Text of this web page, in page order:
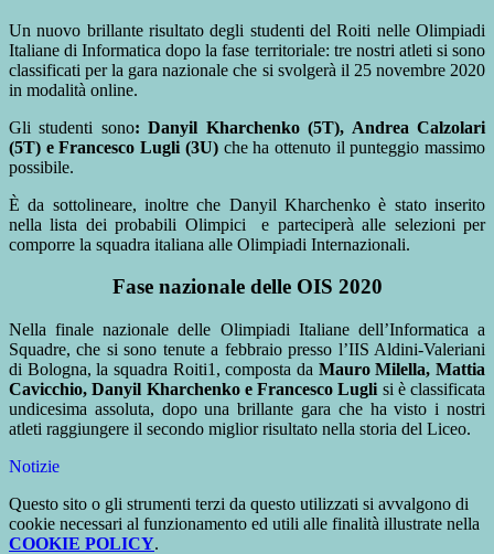
Un nuovo brillante risultato degli studenti del Roiti nelle Olimpiadi
Italiane di Informatica dopo la fase territoriale: tre nostri atleti si sono
classificati per la gara nazionale che si svolgerà il 25 novembre 2020
in modalità online.
Gli studenti sono: Danyil Kharchenko (5T), Andrea Calzolari
(5T) e Francesco Lugli (3U)che ha ottenuto il punteggio massimo
possibile.
È da sottolineare, inoltre che Danyil Kharchenko è stato inserito
nella lista dei probabili Olimpici e parteciperà alle selezioni per
comporre la squadra italiana alle Olimpiadi Internazionali.
Fase nazionale delle OIS 2020
Nella finale nazionale delle Olimpiadi Italiane dell’Informatica a
Squadre, che si sono tenute a febbraio presso l’IIS Aldini-Valeriani
di Bologna, la squadra Roiti1, composta da Mauro Milella, Mattia
Cavicchio, Danyil Kharchenko e Francesco Lugli si è classificata
undicesima assoluta, dopo una brillante gara che ha visto i nostri
atleti raggiungere il secondo miglior risultato nella storia del Liceo.
Notizie
Questo sito o gli strumenti terzi da questo utilizzati si avvalgono di
cookie necessari al funzionamento ed utili alle finalità illustrate nella
COOKIE POLICY.